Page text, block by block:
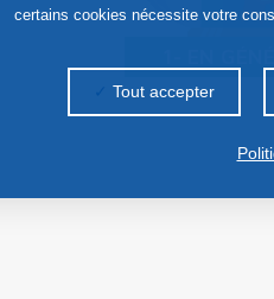
certains cookies nécessite votre
Tout accepter